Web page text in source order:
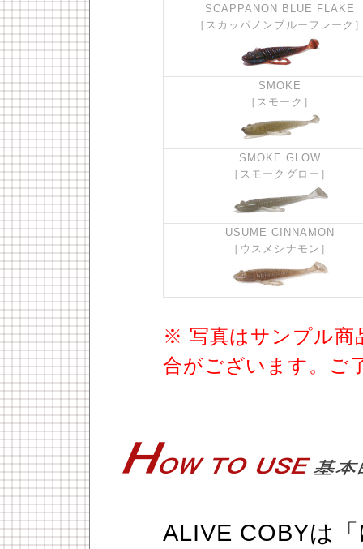
SCAPPANON BLUE FLAKE
［スカッパノンブルーフレーク
SMOKE
［スモーク］
SMOKE GLOW
［スモークグロー］
USUME CINNAMON
［ウスメシナモン］
※ 写真はサンプル商
合がございます。ご
ALIVE COBYは